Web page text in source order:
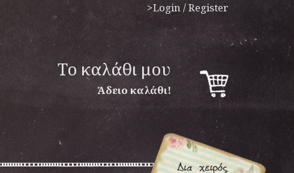
>Login / Register
To καλάθι μου
Άδειο καλάθι!